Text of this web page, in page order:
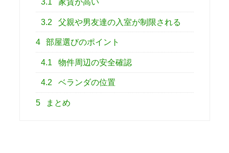
3.1 家賃が高い
3.2 父親や男友達の入室が制限される
4 部屋選びのポイント
4.1 物件周辺の安全確認
4.2 ベランダの位置
5 まとめ